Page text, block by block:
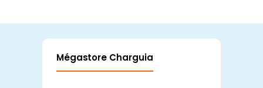
Mégastore Charguia